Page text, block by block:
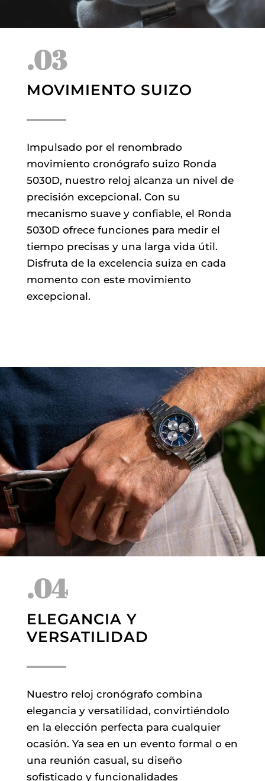
.03
MOVIMIENTO SUIZO
Impulsado por el renombrado
movimiento cronógrafo suizo Ronda
5030D, nuestro reloj alcanza un nivel de
precisión excepcional. Con su
mecanismo suave y confiable, el Ronda
5030D ofrece funciones para medir el
tiempo precisas y una larga vida útil.
Disfruta de la excelencia suiza en cada
momento con este movimiento
excepcional.
.04
ELEGANCIA Y
VERSATILIDAD
Nuestro reloj cronógrafo combina
elegancia y versatilidad, convirtiéndolo
en la elección perfecta para cualquier
ocasión. Ya sea en un evento formal o en
una reunión casual, su diseño
sofisticado y funcionalidades